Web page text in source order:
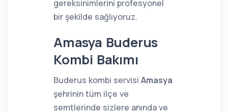
gereksinimlerini profesyonel
bir şekilde sağlıyoruz.
Amasya Buderus
Kombi Bakımı
Buderus kombi servisi Amasya
şehrinin tüm ilçe ve
semtlerinde sizlere anında ve